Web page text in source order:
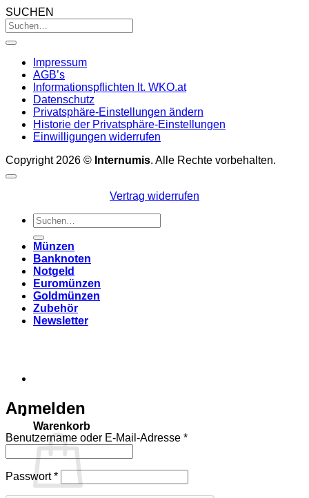
Warenkorb
SUCHEN
Impressum
AGB’s
Informationspflichten lt. WKO.at
Datenschutz
Privatsphäre-Einstellungen ändern
Historie der Privatsphäre-Einstellungen
Einwilligungen widerrufen
Copyright 2026 © Internumis. Alle Rechte vorbehalten.
Vertrag widerrufen
Suchen
nach:
Münzen
Banknoten
Notgeld
Euromünzen
Goldmünzen
Zubehör
Newsletter
Anmelden
Benutzername oder E-Mail-Adresse *Erforderlich
Passwort*Erforderlich